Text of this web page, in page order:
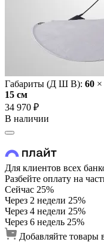
Габариты (Д Ш В): 60 ×
15 cм
34 970 ₽
В наличии
Для клиентов всех
Разбейте оплату на
Сейчас 25%
Через 2 недели 25%
Через 4 недели 25%
Через 6 недель 25%
Добавляйте товары